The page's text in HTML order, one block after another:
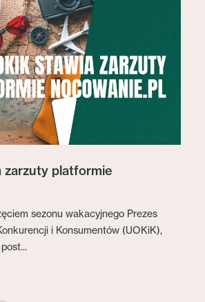
zarzuty platformie
sezonu wakacyjnego Prezes
i Konsumentów (UOKiK),